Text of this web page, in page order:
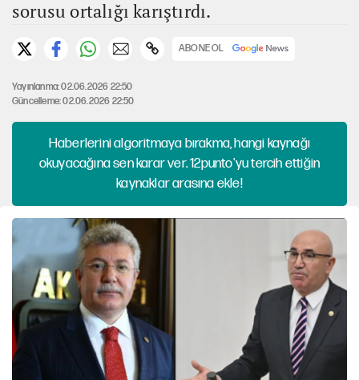
sorusu ortalığı karıştırdı.
ABONE OL
Yayınlanma: 02.06.2026 22:50
Güncelleme: 02.06.2026 22:50
Haberlerini algoritmaya bırakma, hangi kaynağı
okuyacağına sen karar ver. 12punto'yu tercih ettiğin
kaynaklar arasına ekle!